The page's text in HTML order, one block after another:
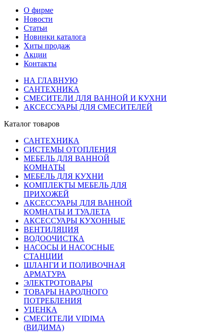
О фирме
Новости
Статьи
Новинки каталога
Хиты продаж
Акции
Контакты
НА ГЛАВНУЮ
САНТЕХНИКА
СМЕСИТЕЛИ ДЛЯ ВАННОЙ И КУХНИ
АКСЕССУАРЫ ДЛЯ СМЕСИТЕЛЕЙ
Каталог товаров
САНТЕХНИКА
СИСТЕМЫ ОТОПЛЕНИЯ
МЕБЕЛЬ ДЛЯ ВАННОЙ
КОМНАТЫ
МЕБЕЛЬ ДЛЯ КУХНИ
КОМПЛЕКТЫ МЕБЕЛЬ ДЛЯ
ПРИХОЖЕЙ
АКСЕССУАРЫ ДЛЯ ВАННОЙ
КОМНАТЫ И ТУАЛЕТА
АКСЕССУАРЫ КУХОННЫЕ
ВЕНТИЛЯЦИЯ
ВОДООЧИСТКА
НАСОСЫ И НАСОСНЫЕ
СТАНЦИИ
ШЛАНГИ И ПОЛИВОЧНАЯ
АРМАТУРА
ЭЛЕКТРОТОВАРЫ
ТОВАРЫ НАРОДНОГО
ПОТРЕБЛЕНИЯ
УЦЕНКА
СМЕСИТЕЛИ VIDIMA
(ВИДИМА)